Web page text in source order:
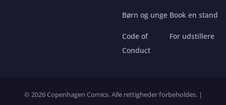
Børn og unge
Code of
Conduct
Book en stand
For udstillere
© 2026 Copenhagen Comics. Alle rettigheder forbeholdes. |